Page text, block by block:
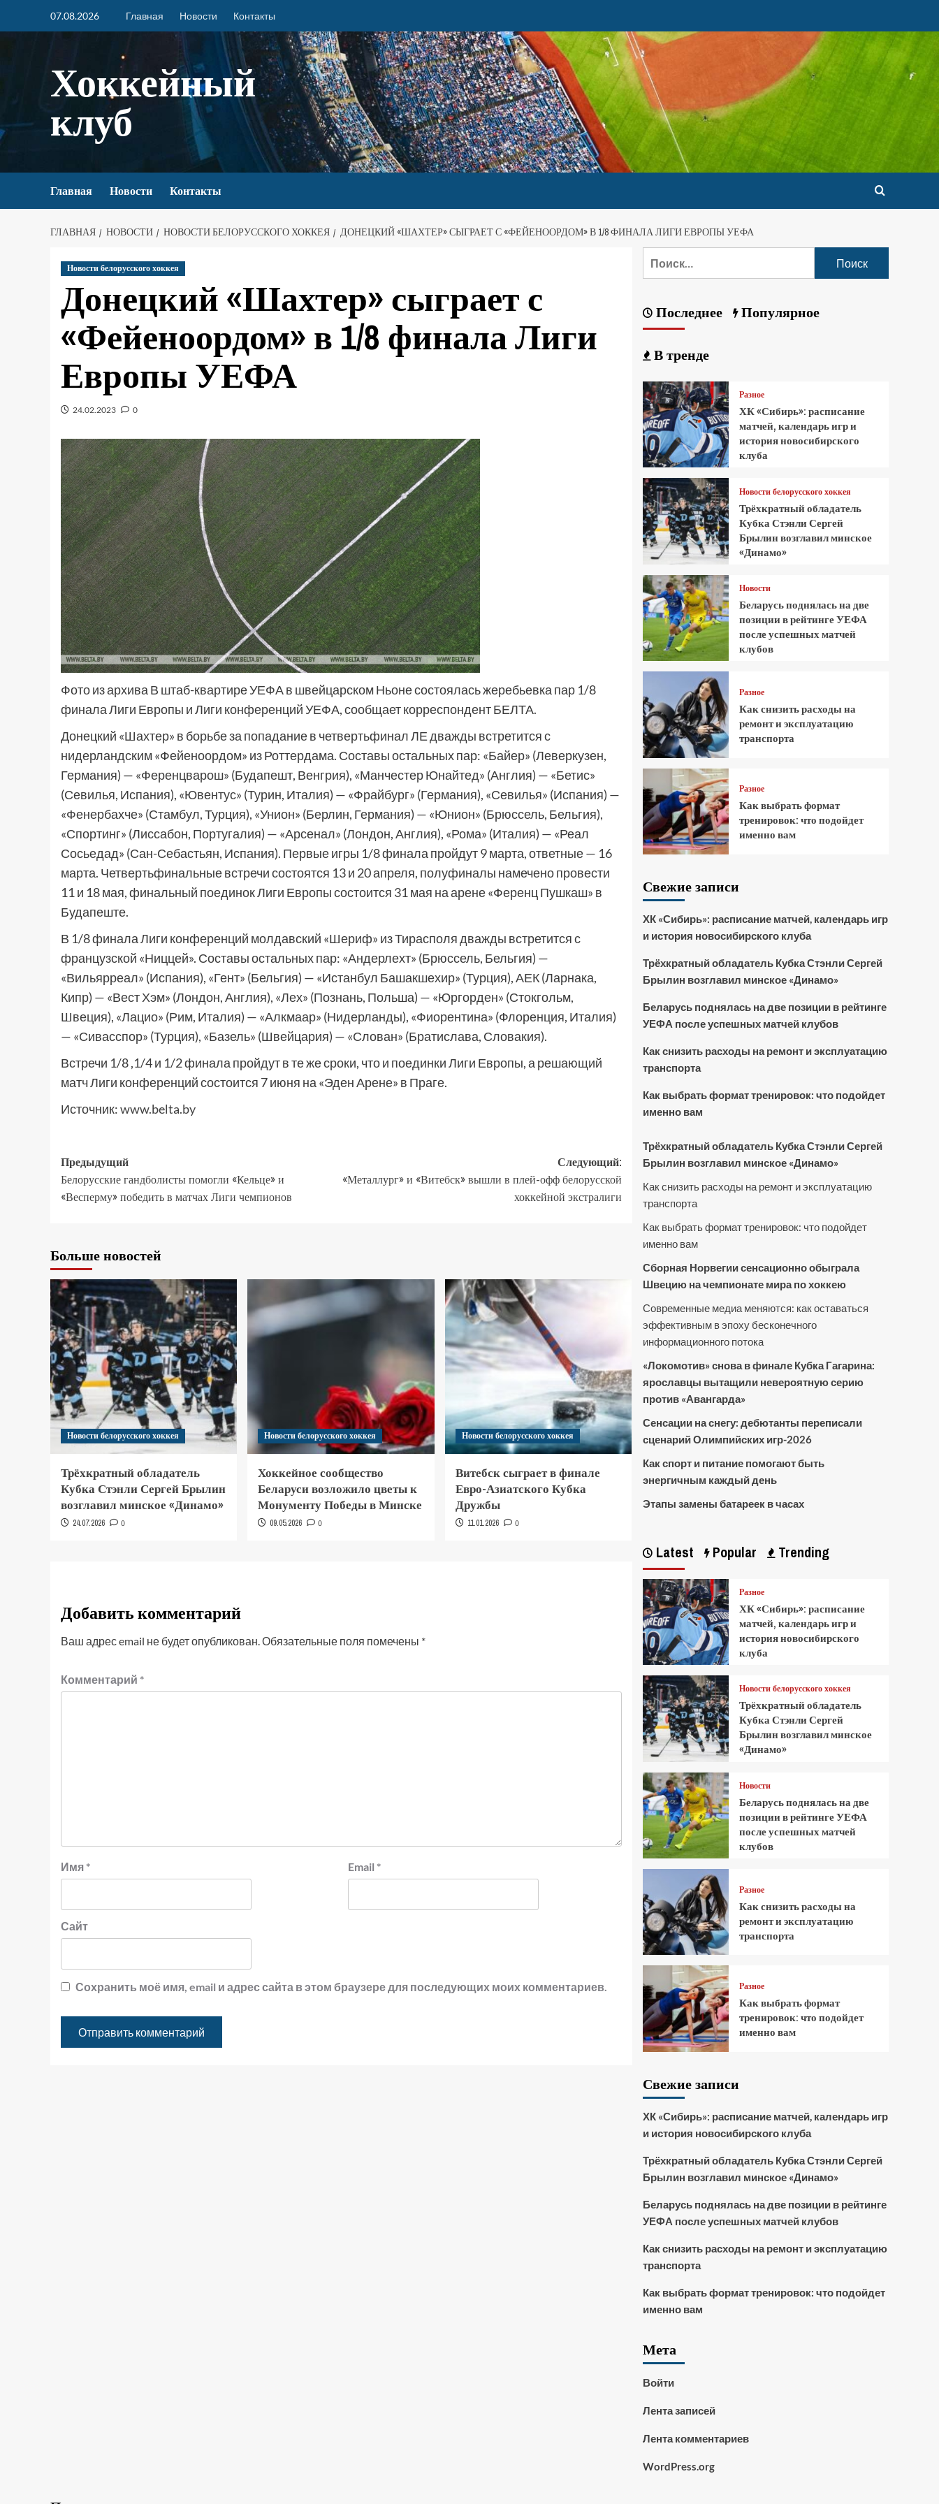
07.08.2026 Главная Новости Контакты
Хоккейный
клуб
Главная Новости Контакты
ГЛАВНАЯ НОВОСТИ НОВОСТИ БЕЛОРУССКОГО ХОККЕЯ ДОНЕЦКИЙ «ШАХТЕР» СЫГРАЕТ С «ФЕЙЕНООРДОМ» В 1/8 ФИНАЛА ЛИГИ ЕВРОПЫ УЕФА
Новости белорусского хоккея
Донецкий «Шахтер» сыграет с
«Фейеноордом» в 1/8 финала Лиги
Европы УЕФА
24.02.2023 0
Фото из архива В штаб-квартире УЕФА в швейцарском Ньоне состоялась жеребьевка пар 1/8
финала Лиги Европы и Лиги конференций УЕФА, сообщает корреспондент БЕЛТА.
Донецкий «Шахтер» в борьбе за попадание в четвертьфинал ЛЕ дважды встретится с
нидерландским «Фейеноордом» из Роттердама. Составы остальных пар: «Байер» (Леверкузен,
Германия) — «Ференцварош» (Будапешт, Венгрия), «Манчестер Юнайтед» (Англия) — «Бетис»
(Севилья, Испания), «Ювентус» (Турин, Италия) — «Фрайбург» (Германия), «Севилья» (Испания) —
«Фенербахче» (Стамбул, Турция), «Унион» (Берлин, Германия) — «Юнион» (Брюссель, Бельгия),
«Спортинг» (Лиссабон, Португалия) — «Арсенал» (Лондон, Англия), «Рома» (Италия) — «Реал
Сосьедад» (Сан-Себастьян, Испания). Первые игры 1/8 финала пройдут 9 марта, ответные — 16
марта. Четвертьфинальные встречи состоятся 13 и 20 апреля, полуфиналы намечено провести
11 и 18 мая, финальный поединок Лиги Европы состоится 31 мая на арене «Ференц Пушкаш» в
Будапеште.
В 1/8 финала Лиги конференций молдавский «Шериф» из Тирасполя дважды встретится с
французской «Ниццей». Составы остальных пар: «Андерлехт» (Брюссель, Бельгия) —
«Вильярреал» (Испания), «Гент» (Бельгия) — «Истанбул Башакшехир» (Турция), АЕК (Ларнака,
Кипр) — «Вест Хэм» (Лондон, Англия), «Лех» (Познань, Польша) — «Юргорден» (Стокгольм,
Швеция), «Лацио» (Рим, Италия) — «Алкмаар» (Нидерланды), «Фиорентина» (Флоренция, Италия)
— «Сивасспор» (Турция), «Базель» (Швейцария) — «Слован» (Братислава, Словакия).
Встречи 1/8 ,1/4 и 1/2 финала пройдут в те же сроки, что и поединки Лиги Европы, а решающий
матч Лиги конференций состоится 7 июня на «Эден Арене» в Праге.
Источник:www.belta.by
Предыдущий
Белорусские гандболисты помогли «Кельце» и
«Весперму» победить в матчах Лиги чемпионов
Следующий:
«Металлург» и «Витебск» вышли в плей-офф белорусской
хоккейной экстралиги
Больше новостей
Новости белорусского хоккея
Трёхкратный обладатель
Кубка Стэнли Сергей Брылин
возглавил минское «Динамо»
24.07.2026 0
Новости белорусского хоккея
Хоккейное сообщество
Беларуси возложило цветы к
Монументу Победы в Минске
09.05.2026 0
Новости белорусского хоккея
Витебск сыграет в финале
Евро-Азиатского Кубка
Дружбы
11.01.2026 0
Добавить комментарий
Ваш адрес email не будет опубликован.Обязательные поля помечены *
Комментарий *
Имя * Email *
Сайт
Сохранить моё имя, email и адрес сайта в этом браузере для последующих моих комментариев.
Последнее Популярное
В тренде
Разное
ХК «Сибирь»: расписание
матчей, календарь игр и
история новосибирского
клуба
Новости белорусского хоккея
Трёхкратный обладатель
Кубка Стэнли Сергей
Брылин возглавил минское
«Динамо»
Новости
Беларусь поднялась на две
позиции в рейтинге УЕФА
после успешных матчей
клубов
Разное
Как снизить расходы на
ремонт и эксплуатацию
транспорта
Разное
Как выбрать формат
тренировок: что подойдет
именно вам
Свежие записи
ХК «Сибирь»: расписание матчей, календарь игр
и история новосибирского клуба
Трёхкратный обладатель Кубка Стэнли Сергей
Брылин возглавил минское «Динамо»
Беларусь поднялась на две позиции в рейтинге
УЕФА после успешных матчей клубов
Как снизить расходы на ремонт и эксплуатацию
транспорта
Как выбрать формат тренировок: что подойдет
именно вам
Трёхкратный обладатель Кубка Стэнли Сергей
Брылин возглавил минское «Динамо»
Как снизить расходы на ремонт и эксплуатацию
транспорта
Как выбрать формат тренировок: что подойдет
именно вам
Сборная Норвегии сенсационно обыграла
Швецию на чемпионате мира по хоккею
Современные медиа меняются: как оставаться
эффективным в эпоху бесконечного
информационного потока
«Локомотив» снова в финале Кубка Гагарина:
ярославцы вытащили невероятную серию
против «Авангарда»
Сенсации на снегу: дебютанты переписали
сценарий Олимпийских игр-2026
Как спорт и питание помогают быть
энергичным каждый день
Этапы замены батареек в часах
Latest Popular Trending
Разное
ХК «Сибирь»: расписание
матчей, календарь игр и
история новосибирского
клуба
Новости белорусского хоккея
Трёхкратный обладатель
Кубка Стэнли Сергей
Брылин возглавил минское
«Динамо»
Новости
Беларусь поднялась на две
позиции в рейтинге УЕФА
после успешных матчей
клубов
Разное
Как снизить расходы на
ремонт и эксплуатацию
транспорта
Разное
Как выбрать формат
тренировок: что подойдет
именно вам
Свежие записи
ХК «Сибирь»: расписание матчей, календарь игр
и история новосибирского клуба
Трёхкратный обладатель Кубка Стэнли Сергей
Брылин возглавил минское «Динамо»
Беларусь поднялась на две позиции в рейтинге
УЕФА после успешных матчей клубов
Как снизить расходы на ремонт и эксплуатацию
транспорта
Как выбрать формат тренировок: что подойдет
именно вам
Мета
Войти
Лента записей
Лента комментариев
WordPress.org